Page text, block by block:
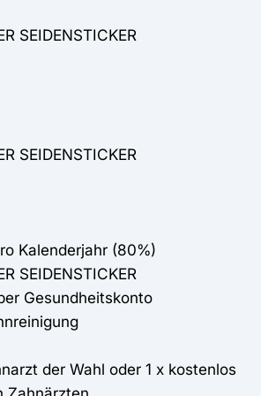
SEIDENSTICKER
SEIDENSTICKER
Kalenderjahr (80%)
SEIDENSTICKER
Gesundheitskonto
der Wahl oder 1 x kostenlos